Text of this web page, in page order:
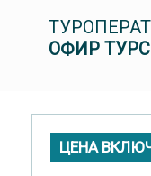
ОФИР ТУРС
ЦЕНА